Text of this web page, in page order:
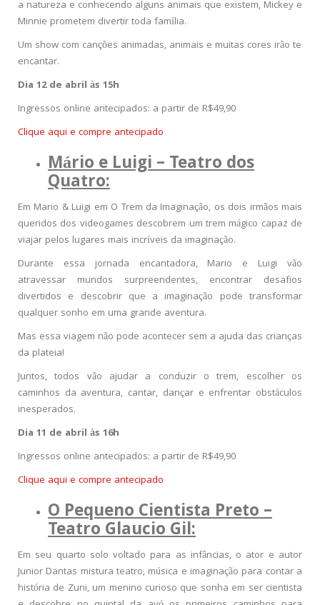
a natureza e conhecendo alguns animais que existem, Mickey e
Minnie prometem divertir toda família.
Um show com canções animadas, animais e muitas cores irão te
encantar.
Dia 12 de abril às 15h
Ingressos online antecipados: a partir de R$49,90
Clique aqui e compre antecipado
Mário e Luigi – Teatro dos
Quatro:
Em Mario & Luigi em O Trem da Imaginação, os dois irmãos mais
queridos dos videogames descobrem um trem mágico capaz de
viajar pelos lugares mais incríveis da imaginação.
Durante essa jornada encantadora, Mario e Luigi vão
atravessar mundos surpreendentes, encontrar desafios
divertidos e descobrir que a imaginação pode transformar
qualquer sonho em uma grande aventura.
Mas essa viagem não pode acontecer sem a ajuda das crianças
da plateia!
Juntos, todos vão ajudar a conduzir o trem, escolher os
caminhos da aventura, cantar, dançar e enfrentar obstáculos
inesperados.
Dia 11 de abril às 16h
Ingressos online antecipados: a partir de R$49,90
Clique aqui e compre antecipado
O Pequeno Cientista Preto –
Teatro Glaucio Gil:
Em seu quarto solo voltado para as infâncias, o ator e autor
Junior Dantas mistura teatro, música e imaginação para contar a
história de Zuni, um menino curioso que sonha em ser cientista